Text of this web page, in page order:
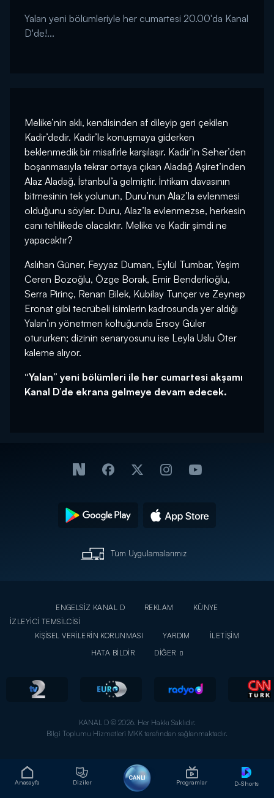
Anasayfa Diziler
CANLI
Programlar D-Shorts
Yalan yeni bölümleriyle her cumartesi 20.00'da Kanal
D'de!...
Melike’nin aklı, kendisinden af dileyip geri çekilen
Kadir’dedir. Kadir’le konuşmaya giderken
beklenmedik bir misafirle karşılaşır. Kadir’in Seher’den
boşanmasıyla tekrar ortaya çıkan Aladağ Aşiret’inden
Alaz Aladağ, İstanbul’a gelmiştir. İntikam davasının
bitmesinin tek yolunun, Duru’nun Alaz’la evlenmesi
olduğunu söyler. Duru, Alaz’la evlenmezse, herkesin
canı tehlikede olacaktır. Melike ve Kadir şimdi ne
yapacaktır?
Aslıhan Güner, Feyyaz Duman, Eylül Tumbar, Yeşim
Ceren Bozoğlu, Özge Borak, Emir Benderlioğlu,
Serra Pirinç, Renan Bilek, Kubilay Tunçer ve Zeynep
Eronat gibi tecrübeli isimlerin kadrosunda yer aldığı
Yalan’ın yönetmen koltuğunda Ersoy Güler
otururken; dizinin senaryosunu ise Leyla Uslu Öter
kaleme alıyor.
“Yalan” yeni bölümleri ile her cumartesi akşamı
Kanal D’de ekrana gelmeye devam edecek.
Tüm Uygulamalarımız
ENGELSİZ KANAL D REKLAM
KÜNYE
İZLEYİCİ TEMSİLCİSİ
KİŞİSEL VERİLERİN KORUNMASI
YARDIM
İLETİŞİM
HATA BİLDİR
DİĞER
KANAL D © 2026. Her Hakkı Saklıdır.
Bilgi Toplumu Hizmetleri MKK tarafından sağlanmaktadır.